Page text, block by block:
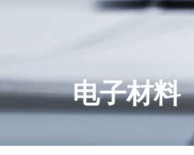
电子材料